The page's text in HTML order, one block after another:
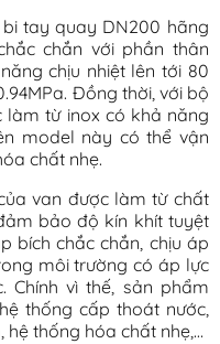
tay quay DN200 hãng
chắn với phần thân
chịu nhiệt lên tới 80
Đồng thời, với bộ
từ inox có khả năng
model này có thể vận
chất nhẹ.
van được làm từ chất
bảo độ kín khít tuyệt
bích chắc chắn, chịu áp
môi trường có áp lực
Chính vì thế, sản phẩm
thống cấp thoát nước,
thống hóa chất nhẹ,…